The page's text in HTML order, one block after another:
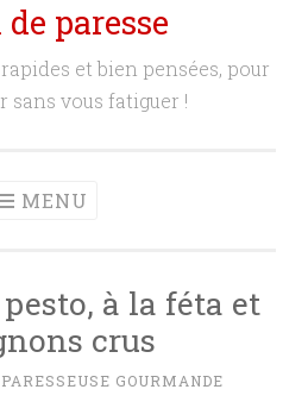
paresse
et bien pensées, pour
sans vous fatiguer !
MENU
à la féta et
crus
PARESSEUSE GOURMANDE